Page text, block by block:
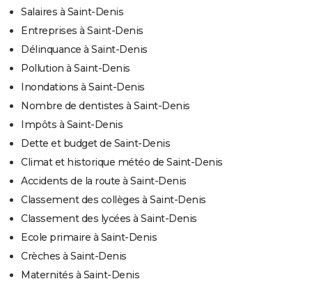
Salaires à Saint-Denis
Entreprises à Saint-Denis
Délinquance à Saint-Denis
Pollution à Saint-Denis
Inondations à Saint-Denis
Nombre de dentistes à Saint-Denis
Impôts à Saint-Denis
Dette et budget de Saint-Denis
Climat et historique météo de Saint-Denis
Accidents de la route à Saint-Denis
Classement des collèges à Saint-Denis
Classement des lycées à Saint-Denis
Ecole primaire à Saint-Denis
Crèches à Saint-Denis
Maternités à Saint-Denis